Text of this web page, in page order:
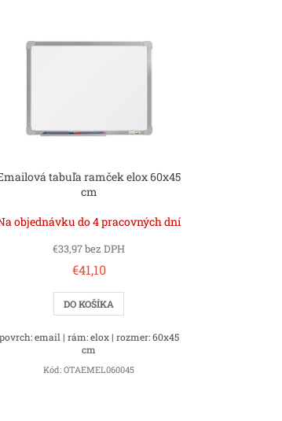
tabuľa ramček elox 60x45
cm
objednávku do 4 pracovných dní
€33,97 bez DPH
€41,10
DO KOŠÍKA
povrch: email | rám: elox | rozmer: 60x45
cm
Kód:OTAEMEL060045